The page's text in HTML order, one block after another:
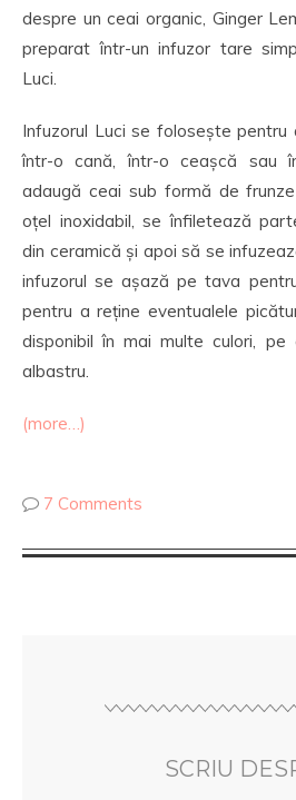
despre un ceai organic, Ginger
preparat într-un infuzor tare
Luci.
Infuzorul Luci se folosește
într-o cană, într-o ceașcă sau
adaugă ceai sub formă de
oțel inoxidabil, se înfiletează
din ceramică și apoi să se
infuzorul se așază pe tava
pentru a reține eventualele
disponibil în mai multe culori, pe
albastru.
(more…)
7 Comments
SCRIU